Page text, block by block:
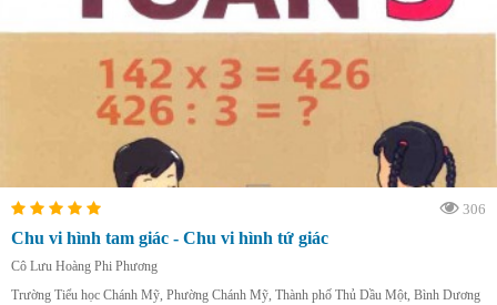
306
Chu vi hình tam giác - Chu vi hình tứ giác
Cô Lưu Hoàng Phi Phương
Trường Tiểu học Chánh Mỹ, Phường Chánh Mỹ, Thành phố Thủ Dầu Một, Bình Dương